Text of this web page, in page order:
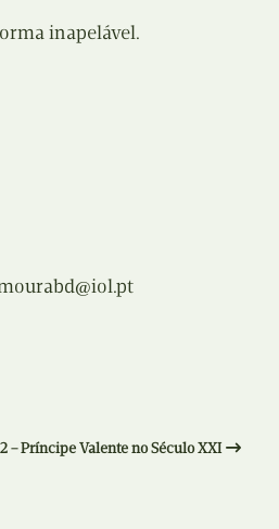
inapelável.
– Príncipe Valente no Século XXI